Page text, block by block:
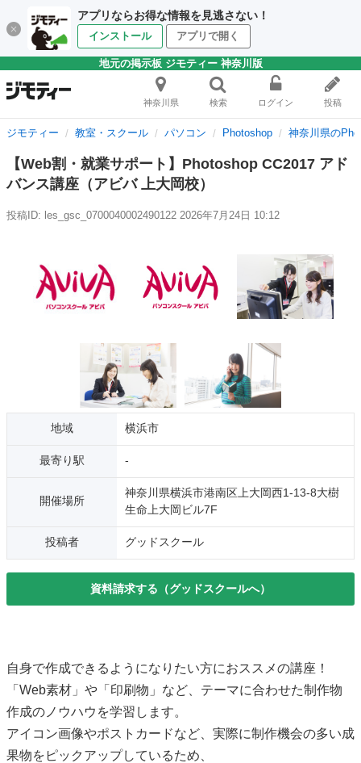
アプリならお得な情報を見逃さない！
インストール アプリで開く
地元の掲示板 ジモティー 神奈川版
神奈川県 検索 ログイン 投稿
ジモティー 教室・スクール パソコン Photoshop 神奈川県の
【Web割・就業サポート】Photoshop CC2017 アド
バンス講座（アビバ 上大岡校）
投稿ID: les_gsc_0700040002490122 2026年7月24日 10:12
地域 横浜市
最寄り駅 -
開催場所
神奈川県横浜市港南区上大岡西1-13-8大樹
生命上大岡ビル7F
投稿者 グッドスクール
資料請求する（グッドスクールへ）
自身で作成できるようになりたい方におススメの講座！
「Web素材」や「印刷物」など、テーマに合わせた制作物
作成のノウハウを学習します。
アイコン画像やポストカードなど、実際に制作機会の多い成
果物をピックアップしているため、